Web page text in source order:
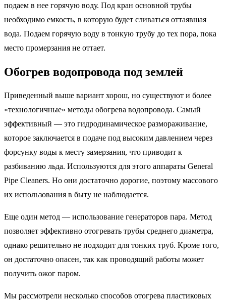
подаем в нее горячую воду. Под кран основной трубы
необходимо емкость, в которую будет сливаться оттаявшая
вода. Подаем горячую воду в тонкую трубу до тех пора, пока
место промерзания не оттает.
Обогрев водопровода под землей
Приведенный выше вариант хорош, но существуют и более
«технологичные» методы обогрева водопровода. Самый
эффективный — это гидродинамическое размораживание,
которое заключается в подаче под высоким давлением через
форсунку воды к месту замерзания, что приводит к
разбиванию льда. Используются для этого аппараты General
Pipe Cleaners. Но они достаточно дорогие, поэтому массового
их использования в быту не наблюдается.
Еще один метод — использование генераторов пара. Метод
позволяет эффективно отогревать трубы среднего диаметра,
однако решительно не подходит для тонких труб. Кроме того,
он достаточно опасен, так как проводящий работы может
получить ожог паром.
Мы рассмотрели несколько способов отогрева пластиковых